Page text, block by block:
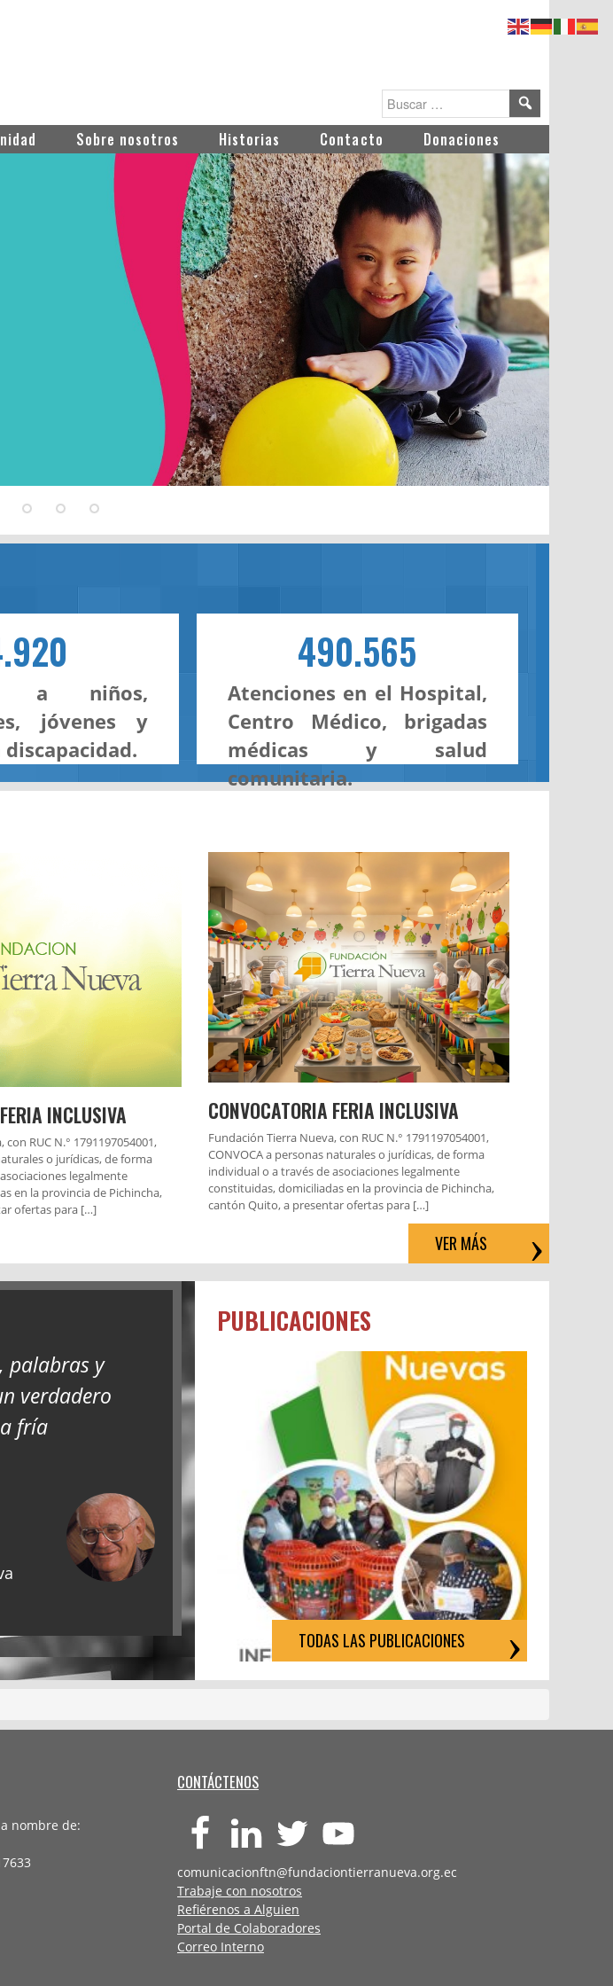
Sobre nosotros Historias Contacto Donaciones
a niños,
jóvenes y
490.565
Atenciones en el Hospital,
Centro Médico, brigadas
médicas y salud
comunitaria.
INCLUSIVA
RUC N.° 1791197054001,
o jurídicas, de forma
legalmente
en la provincia de Pichincha,
ofertas para […]
CONVOCATORIA FERIA INCLUSIVA
Fundación Tierra Nueva, con RUC N.° 1791197054001,
CONVOCA a personas naturales o jurídicas, de forma
individual o a través de asociaciones legalmente
constituidas, domiciliadas en la provincia de Pichincha,
cantón Quito, a presentar ofertas para […]
VER MÁS
palabras y
verdadero
fría
PUBLICACIONES
TODAS LAS PUBLICACIONES
nombre de:
CONTÁCTENOS
comunicacionftn@fundaciontierranueva.org.ec
Trabaje con nosotros
Refiérenos a Alguien
Portal de Colaboradores
Correo Interno